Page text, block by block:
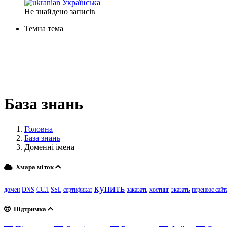
Українська
Не знайдено записів
Темна тема
База знань
Головна
База знань
Доменні імена
Хмара міток
домен DNS ССЛ SSL сертификат купить заказать хостинг зказать перенеос
Підтримка